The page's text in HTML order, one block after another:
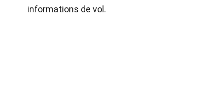
informations de vol.